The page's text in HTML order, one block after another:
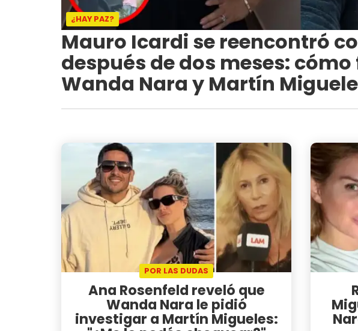
¿HAY PAZ?
Mauro Icardi se reencontró
después de dos meses:
Wanda Nara y Martín
POR LAS DUDAS
Ana Rosenfeld reveló que
Wanda Nara le pidió
investigar a Martín Migueles: